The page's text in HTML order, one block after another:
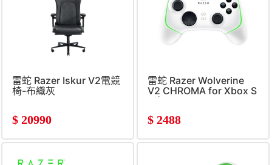
雷蛇 Razer Iskur V2電競
椅-布織灰
$ 20990
雷蛇 Razer Wolverine
V2 CHROMA for Xbox S
X白
$ 2488